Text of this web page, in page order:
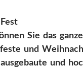
Sie  das
und
und